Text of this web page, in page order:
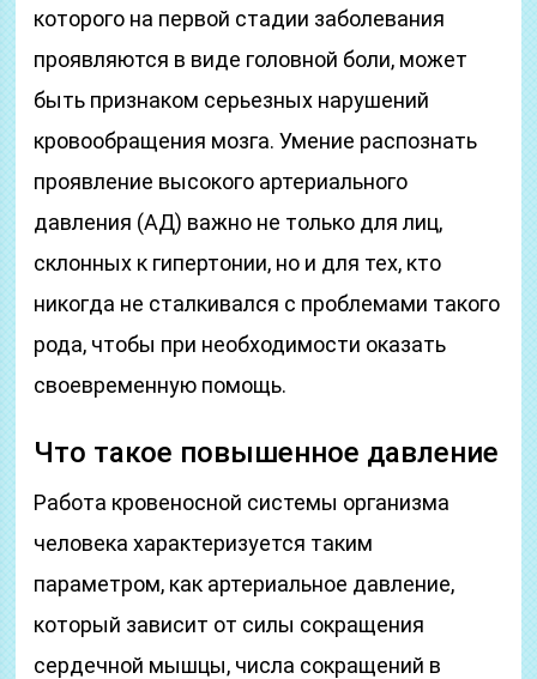
которого на первой стадии заболевания
проявляются в виде головной боли, может
быть признаком серьезных нарушений
кровообращения мозга. Умение распознать
проявление высокого артериального
давления (АД) важно не только для лиц,
склонных к гипертонии, но и для тех, кто
никогда не сталкивался с проблемами такого
рода, чтобы при необходимости оказать
своевременную помощь.
Что такое повышенное давление
Работа кровеносной системы организма
человека характеризуется таким
параметром, как артериальное давление,
который зависит от силы сокращения
сердечной мышцы, числа сокращений в